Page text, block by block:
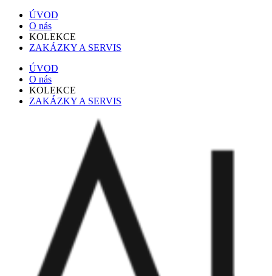
ÚVOD
O nás
KOLEKCE
ZAKÁZKY A SERVIS
ÚVOD
O nás
KOLEKCE
ZAKÁZKY A SERVIS